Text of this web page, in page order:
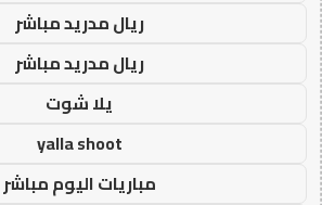
ريال مدريد مباشر
ريال مدريد مباشر
يلا شوت
yalla shoot
مباريات اليوم مباشر